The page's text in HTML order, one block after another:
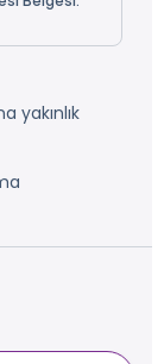
yakınlık